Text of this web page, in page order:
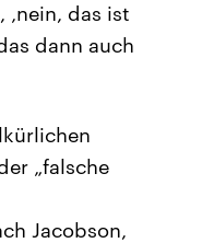
‚nein, das ist
dann auch
„falsche
Jacobson,